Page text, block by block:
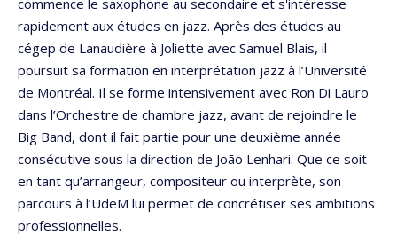
rapidement aux études en jazz. Après des études au
cégep de Lanaudière à Joliette avec Samuel Blais, il
poursuit sa formation en interprétation jazz à l’Université
de Montréal. Il se forme intensivement avec Ron Di Lauro
dans l’Orchestre de chambre jazz, avant de rejoindre le
Big Band, dont il fait partie pour une deuxième année
consécutive sous la direction de João Lenhari. Que ce soit
en tant qu’arrangeur, compositeur ou interprète, son
parcours à l’UdeM lui permet de concrétiser ses ambitions
professionnelles.